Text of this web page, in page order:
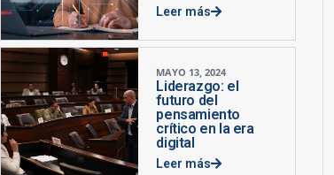
Leer más
MAYO 13, 2024
Liderazgo: el
futuro del
pensamiento
crítico en la era
digital
Leer más